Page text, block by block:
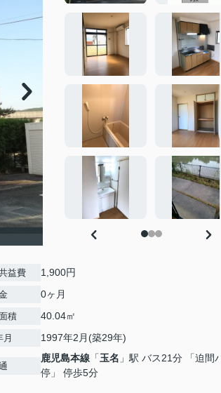
益費 1,900円
0ヶ月
積 40.04㎡
月 1997年2月(築29年)
鹿児島本線 「玉名 」駅 バス21分 「迫間
停」 停歩5分